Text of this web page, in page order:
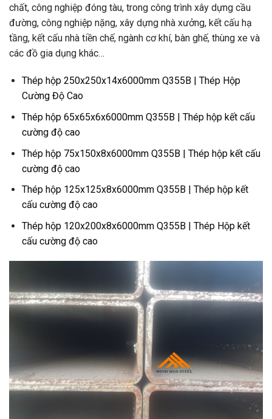
chất, công nghiệp đóng tàu, trong công trình xây dựng cầu
đường, công nghiệp nặng, xây dựng nhà xưởng, kết cấu hạ
tầng, kết cấu nhà tiền chế, ngành cơ khí, bàn ghế, thùng xe và
các đồ gia dụng khác…
Thép hộp 250x250x14x6000mm Q355B | Thép Hộp
Cường Độ Cao
Thép hộp 65x65x6x6000mm Q355B | Thép hộp kết cấu
cường độ cao
Thép hộp 75x150x8x6000mm Q355B | Thép hộp kết cấu
cường độ cao
Thép hộp 125x125x8x6000mm Q355B | Thép hộp kết
cấu cường độ cao
Thép hộp 120x200x8x6000mm Q355B | Thép Hộp kết
cấu cường độ cao